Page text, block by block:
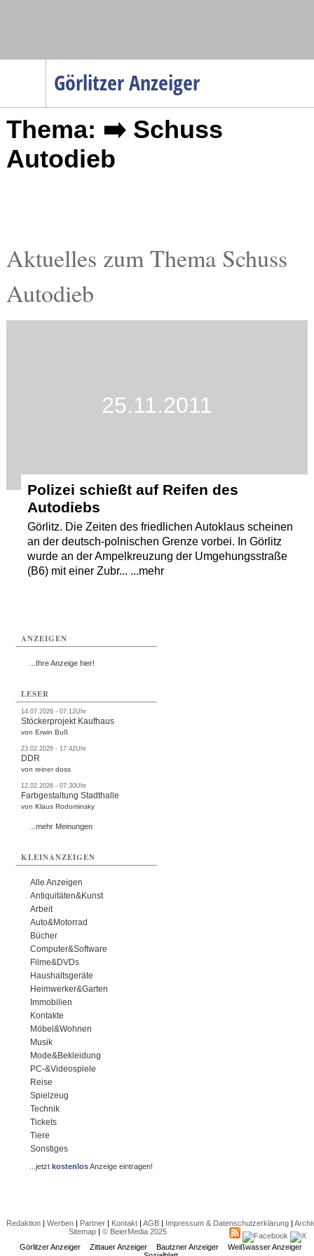
Görlitzer Anzeiger
Menüpunkte
Startseite
Gesellschaft
Gesundheit
Kultur
Thema: ➡️ Schuss
Autodieb
Aktuelles zum Thema Schuss
Autodieb
25.11.2011
Polizei schießt auf Reifen des
Autodiebs
Görlitz. Die Zeiten des friedlichen Autoklaus scheinen
an der deutsch-polnischen Grenze vorbei. In Görlitz
wurde an der Ampelkreuzung der Umgehungsstraße
(B6) mit einer Zubr... ...mehr
ANZEIGEN
...Ihre Anzeige hier!
LESER
14.07.2026 - 07:12Uhr
Stöckerprojekt Kaufhaus
von Erwin Buß
23.02.2026 - 17:42Uhr
DDR
von reiner doss
12.02.2026 - 07:30Uhr
Farbgestaltung Stadthalle
von Klaus Rodominsky
...mehr Meinungen
KLEINANZEIGEN
Alle Anzeigen
Antiquitäten&Kunst
Arbeit
Auto&Motorrad
Bücher
Computer&Software
Filme&DVDs
Haushaltsgeräte
Heimwerker&Garten
Immobilien
Kontakte
Möbel&Wohnen
Musik
Mode&Bekleidung
PC-&Videospiele
Reise
Spielzeug
Technik
Tickets
Tiere
Sonstiges
...jetztkostenlosAnzeige eintragen!
Redaktion| Werben| Partner| Kontakt| AGB| Impressum & Datenschutzerklärung|
Sitemap| © BeierMedia 2025
Görlitzer Anzeiger
Zittauer Anzeiger Bautzner Anzeiger
Weißwasser Anzeiger